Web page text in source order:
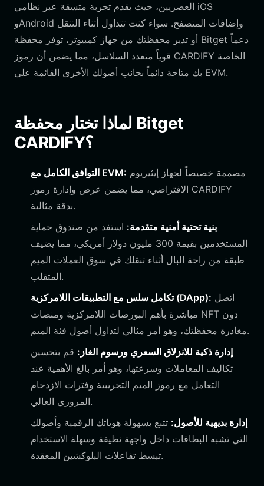
العصريين، حيث يقدم تجربة متسقة عبر نظامي iOS
وAndroid وإضافات المتصفح. سواء كنت تتداول أثناء التنقل
أو تدير محفظتك من جهاز كمبيوتر، توفر محفظة Bitget دعماً
قوياً متعدد السلاسل، مما يضمن أن رموز CARDIFY الخاصة
بك متاحة دائماً بجانب أصولك الأخرى القائمة على EVM.
لماذا تختار محفظة Bitget
CARDIFY؟
التوافق الكامل مع EVM:
الافتراضي، مما يضمن عرض وإدارة رموز CARDIFY
بدقة مثالية.
بنية تحتية أمنية متقدمة: استفد من صندوق حماية
المستخدمين بقيمة 300 مليون دولار أمريكي، مما يضيف
طبقة من راحة البال أثناء تنقلك في سوق العملات الميم
المتقلب.
تكامل سلس مع التطبيقات اللامركزية (DApp):
مباشرة بأهم البورصات اللامركزية ومنصات NFT دون
مغادرة محفظتك، وهو أمر مثالي لتداول أصول فئة الميم.
إدارة ذكية للانزلاق السعري ورسوم الغاز: قم بتحسين
تكاليف المعاملات وسرعتها، وهو أمر بالغ الأهمية عند
التعامل مع رموز الميم التجريبية وفترات الازدحام
المروري العالي.
إدارة بديهية للأصول: تتبع بسهولة هوياتك الرقمية وأصولك
التي تشبه البطاقات داخل واجهة نظيفة وسهلة الاستخدام
تبسط تفاعلات البلوكشين المعقدة.